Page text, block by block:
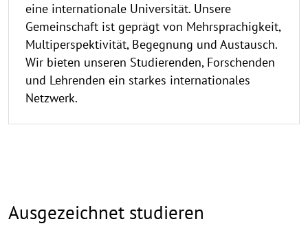
eine internationale Universität. Unsere
Gemeinschaft ist geprägt von Mehrsprachigkeit,
Multiperspektivität, Begegnung und Austausch.
Wir bieten unseren Studierenden, Forschenden
und Lehrenden ein starkes internationales
Netzwerk.
Ausgezeichnet studieren